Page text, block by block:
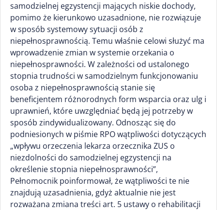
samodzielnej egzystencji mających niskie dochody,
pomimo że kierunkowo uzasadnione, nie rozwiązuje
w sposób systemowy sytuacji osób z
niepełnosprawnością. Temu właśnie celowi służyć ma
wprowadzenie zmian w systemie orzekania o
niepełnosprawności. W zależności od ustalonego
stopnia trudności w samodzielnym funkcjonowaniu
osoba z niepełnosprawnością stanie się
beneficjentem różnorodnych form wsparcia oraz ulg i
uprawnień, które uwzględniać będą jej potrzeby w
sposób zindywidualizowany. Odnosząc się do
podniesionych w piśmie RPO wątpliwości dotyczących
„wpływu orzeczenia lekarza orzecznika ZUS o
niezdolności do samodzielnej egzystencji na
określenie stopnia niepełnosprawności”,
Pełnomocnik poinformował, że wątpliwości te nie
znajdują uzasadnienia, gdyż aktualnie nie jest
rozważana zmiana treści art. 5 ustawy o rehabilitacji